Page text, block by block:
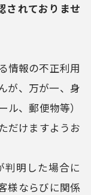
されておりませ
情報の不正利用
が、万が一、身
、郵便物等）
だけますようお
判明した場合に
様ならびに関係